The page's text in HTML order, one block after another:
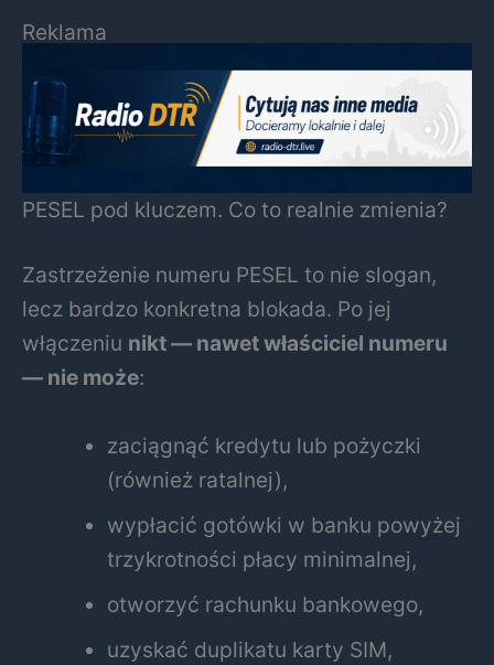
Reklama
PESEL pod kluczem. Co to realnie zmienia?
Zastrzeżenie numeru PESEL to nie slogan,
lecz bardzo konkretna blokada. Po jej
włączeniu nikt — nawet właściciel numeru
— nie może:
zaciągnąć kredytu lub pożyczki
(również ratalnej),
wypłacić gotówki w banku powyżej
trzykrotności płacy minimalnej,
otworzyć rachunku bankowego,
uzyskać duplikatu karty SIM,